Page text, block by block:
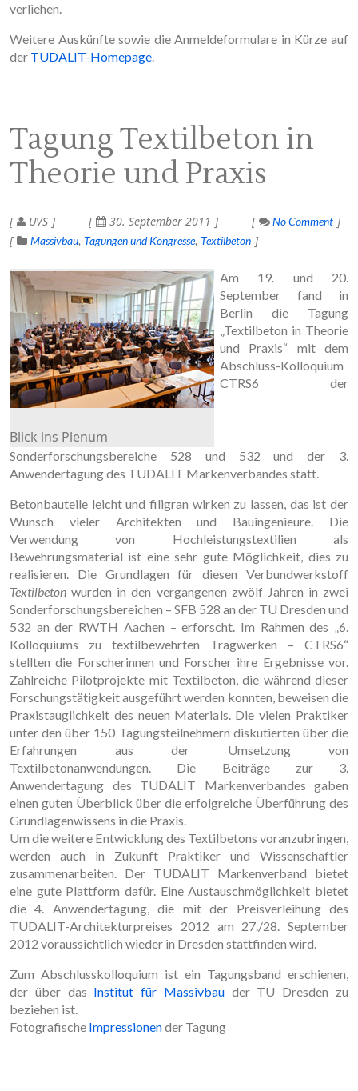
verliehen.
Weitere Auskünfte sowie die Anmeldeformulare in Kürze auf
der TUDALIT-Homepage.
Tagung Textilbeton in
Theorie und Praxis
UVS 30. September 2011
No Comment
Massivbau Tagungen und Kongresse Textilbeton
Blick ins Plenum
Am 19. und 20.
September fand in
Berlin die Tagung
„Textilbeton in Theorie
und Praxis“ mit dem
Abschluss-Kolloquium
CTRS6 der
Sonderforschungsbereiche 528 und 532 und der 3.
Anwendertagung des TUDALIT Markenverbandes statt.
Betonbauteile leicht und filigran wirken zu lassen, das ist der
Wunsch vieler Architekten und Bauingenieure. Die
Verwendung von Hochleistungstextilien als
Bewehrungsmaterial ist eine sehr gute Möglichkeit, dies zu
realisieren. Die Grundlagen für diesen Verbundwerkstoff
Textilbeton wurden in den vergangenen zwölf Jahren in zwei
Sonderforschungsbereichen – SFB 528 an der TU Dresden und
532 an der RWTH Aachen – erforscht. Im Rahmen des „6.
Kolloquiums zu textilbewehrten Tragwerken – CTRS6“
stellten die Forscherinnen und Forscher ihre Ergebnisse vor.
Zahlreiche Pilotprojekte mit Textilbeton, die während dieser
Forschungstätigkeit ausgeführt werden konnten, beweisen die
Praxistauglichkeit des neuen Materials. Die vielen Praktiker
unter den über 150 Tagungsteilnehmern diskutierten über die
Erfahrungen aus der Umsetzung von
Textilbetonanwendungen. Die Beiträge zur 3.
Anwendertagung des TUDALIT Markenverbandes gaben
einen guten Überblick über die erfolgreiche Überführung des
Grundlagenwissens in die Praxis.
Um die weitere Entwicklung des Textilbetons voranzubringen,
werden auch in Zukunft Praktiker und Wissenschaftler
zusammenarbeiten. Der TUDALIT Markenverband bietet
eine gute Plattform dafür. Eine Austauschmöglichkeit bietet
die 4. Anwendertagung, die mit der Preisverleihung des
TUDALIT-Architekturpreises 2012 am 27./28. September
2012 voraussichtlich wieder in Dresden stattfinden wird.
Zum Abschlusskolloquium ist ein Tagungsband erschienen,
der über das Institut für Massivbauder TU Dresden zu
beziehen ist.
Fotografische Impressionender Tagung